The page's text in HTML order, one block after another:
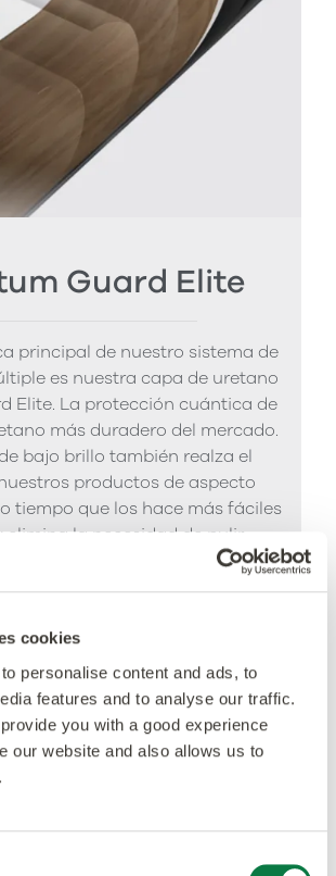
cookies
personalise content and ads, to
features and to analyse our traffic.
you with a good experience
our website and also allows us to
Guard Elite
principal de nuestro sistema de
es nuestra capa de uretano
Elite. La protección cuántica de
más duradero del mercado.
bajo brillo también realza el
productos de aspecto
tiempo que los hace más fáciles
elimina la necesidad de pulir.